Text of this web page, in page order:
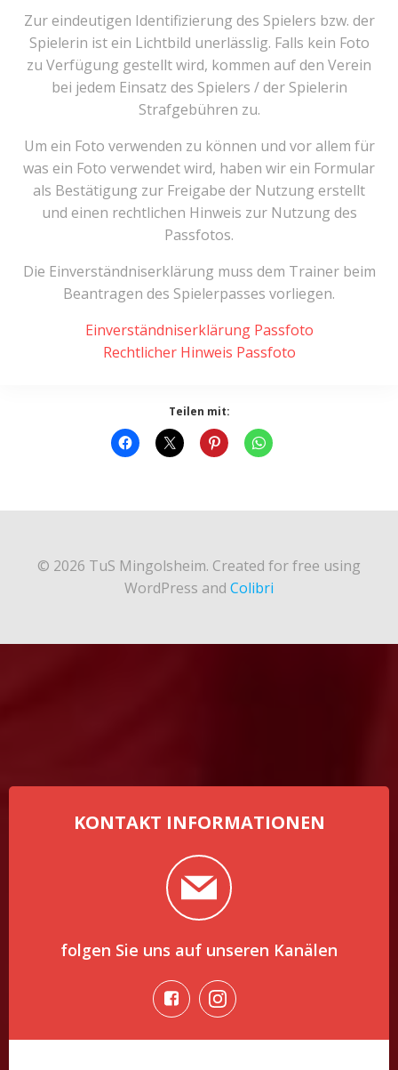
Zur eindeutigen Identifizierung des Spielers bzw. der
Spielerin ist ein Lichtbild unerlässlig. Falls kein Foto
zu Verfügung gestellt wird, kommen auf den Verein
bei jedem Einsatz des Spielers / der Spielerin
Strafgebühren zu.
Um ein Foto verwenden zu können und vor allem für
was ein Foto verwendet wird, haben wir ein Formular
als Bestätigung zur Freigabe der Nutzung erstellt
und einen rechtlichen Hinweis zur Nutzung des
Passfotos.
Die Einverständniserklärung muss dem Trainer beim
Beantragen des Spielerpasses vorliegen.
Einverständniserklärung Passfoto
Rechtlicher Hinweis Passfoto
Teilen mit:
© 2026 TuS Mingolsheim. Created for free using
WordPress and Colibri
KONTAKT INFORMATIONEN
folgen Sie uns auf unseren Kanälen